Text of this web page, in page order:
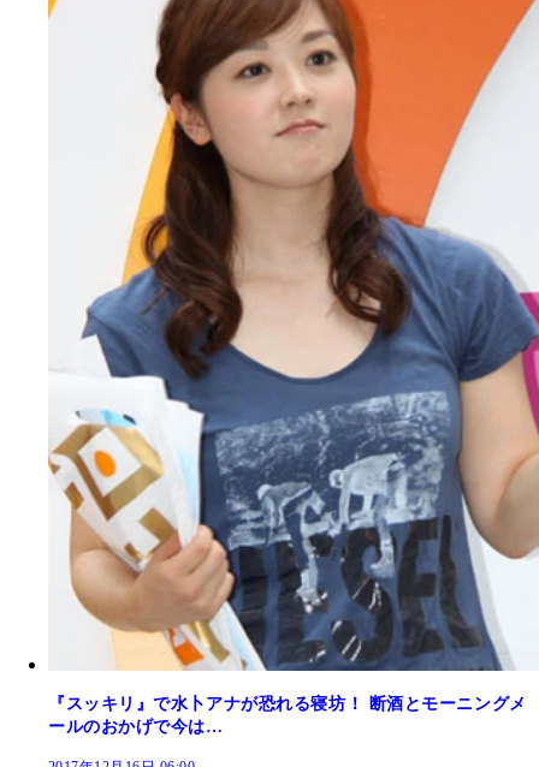
『スッキリ』で水卜アナが恐れる寝坊！ 断酒とモーニングメ
ールのおかげで今は…